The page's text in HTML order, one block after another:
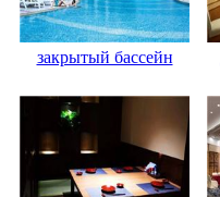
закрытый бассейн